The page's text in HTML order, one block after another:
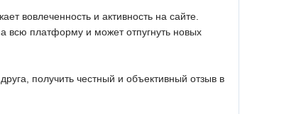
вовлеченность и активность на сайте.
всю платформу и может отпугнуть новых
получить честный и объективный отзыв в